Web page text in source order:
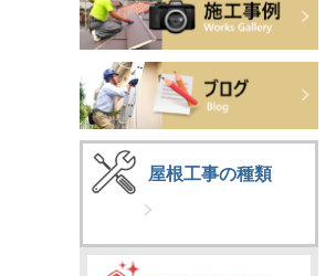
屋根工事の種類